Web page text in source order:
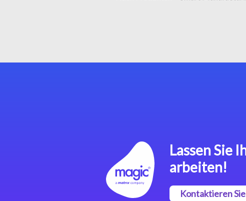
Lassen Sie
arbeiten!
Kontaktieren